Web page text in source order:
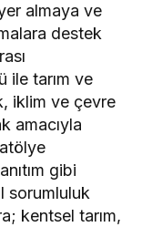
almaya ve
destek
ile tarım ve
iklim ve çevre
amacıyla
gibi
sorumluluk
kentsel tarım,